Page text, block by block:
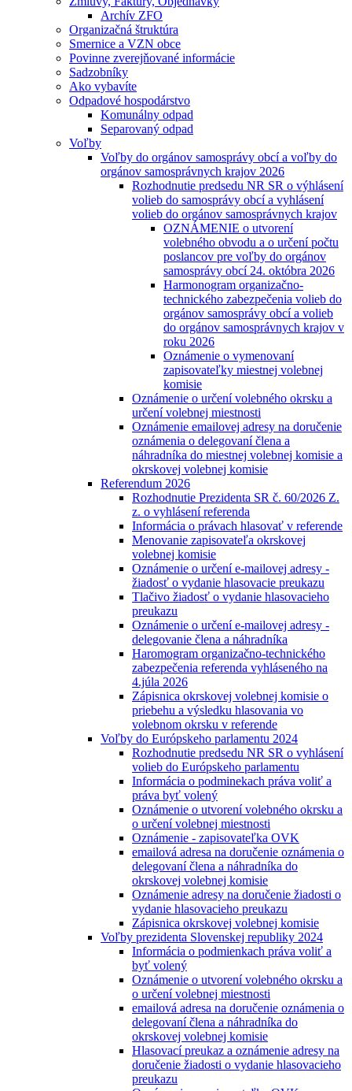
Archív ZFO
Organizačná štruktúra
Smernice a VZN obce
Povinne zverejňované informácie
Sadzobníky
Ako vybavíte
Odpadové hospodárstvo
Komunálny odpad
Separovaný odpad
Voľby
Voľby do orgánov samosprávy obcí a voľby do
orgánov samosprávnych krajov 2026
Rozhodnutie predsedu NR SR o výhlásení
volieb do samosprávy obcí a vyhlásení
volieb do orgánov samosprávnych krajov
OZNÁMENIE o utvorení
volebného obvodu a o určení počtu
poslancov pre voľby do orgánov
samosprávy obcí 24. októbra 2026
Harmonogram organizačno-
technického zabezpečenia volieb do
orgánov samosprávy obcí a volieb
do orgánov samosprávnych krajov v
roku 2026
Oznámenie o vymenovaní
zapisovateľky miestnej volebnej
komisie
Oznámenie o určení volebného okrsku a
určení volebnej miestnosti
Oznámenie emailovej adresy na doručenie
oznámenia o delegovaní člena a
náhradníka do miestnej volebnej komisie a
okrskovej volebnej komisie
Referendum 2026
Rozhodnutie Prezidenta SR č. 60/2026 Z.
z. o vyhlásení referenda
Informácia o právach hlasovať v referende
Menovanie zapisovateľa okrskovej
volebnej komisie
Oznámenie o určení e-mailovej adresy -
žiadosť o vydanie hlasovacie preukazu
Tlačivo žiadosť o vydanie hlasovacieho
preukazu
Oznámenie o určení e-mailovej adresy -
delegovanie člena a náhradníka
Haromogram organizačno-technického
zabezpečenia referenda vyhláseného na
4.júla 2026
Zápisnica okrskovej volebnej komisie o
priebehu a výsledku hlasovania vo
volebnom okrsku v referende
Voľby do Európskeho parlamentu 2024
Rozhodnutie predsedu NR SR o vyhlásení
volieb do Európskeho parlamentu
Informácia o podminekach práva voliť a
práva byť volený
Oznámenie o utvorení volebného okrsku a
o určení volebnej miestnosti
Oznámenie - zapisovateľka OVK
emailová adresa na doručenie oznámenia o
delegovaní člena a náhradníka do
okrskovej volebnej komisie
Oznámenie adresy na doručenie žiadosti o
vydanie hlasovacieho preukazu
Zápisnica okrskovej volebnej komisie
Voľby prezidenta Slovenskej republiky 2024
Informácia o podmienkach práva voliť a
byť volený
Oznámenie o utvorení volebného okrsku a
o určení volebnej miestnosti
emailová adresa na doručenie oznámenia o
delegovaní člena a náhradníka do
okrskovej volebnej komisie
Hlasovací preukaz a oznámenie adresy na
doručenie žiadosti o vydanie hlasovacieho
preukazu